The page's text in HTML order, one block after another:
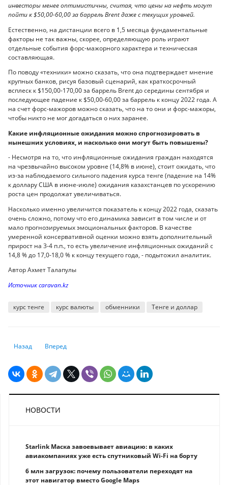
инвесторы менее оптимистичны, считая, что цены на нефть могут
пойти к $50,00-60,00 за баррель Brent даже с текущих уровней.
Естественно, на дистанции всего в 1,5 месяца фундаментальные
факторы не так важны, скорее, определяющую роль играют
отдельные события форс-мажорного характера и техническая
составляющая.
По поводу «техники» можно сказать, что она подтверждает мнение
крупных банков, рисуя базовый сценарий, как краткосрочный
всплеск к $150,00-170,00 за баррель Brent до середины сентября и
последующее падение к $50,00-60,00 за баррель к концу 2022 года. А
на счет форс-мажоров можно сказать, что на то они и форс-мажоры,
чтобы никто не мог догадаться о них заранее.
Какие инфляционные ожидания можно спрогнозировать в
нынешних условиях, и насколько они могут быть повышены?
- Несмотря на то, что инфляционные ожидания граждан находятся
на чрезвычайно высоком уровне (14,8% в июне), стоит ожидать, что
из-за наблюдаемого сильного падения курса тенге (падение на 14%
к доллару США в июне-июле) ожидания казахстанцев по ускорению
роста цен продолжат увеличиваться.
Насколько именно увеличится показатель к концу 2022 года, сказать
очень сложно, потому что его динамика зависит в том числе и от
мало прогнозируемых эмоциональных факторов. В качестве
умеренной консервативной оценки можно взять дополнительный
прирост на 3-4 п.п., то есть увеличение инфляционных ожиданий с
14,8 % до 17,0-18,0 % к концу текущего года, - подытожил аналитик.
Автор Ахмет Талапулы
Источник caravan.kz
курс тенге курс валюты обменники Тенге и доллар
Предыдущий: Нацфонд не бесконечен — тенге пора девальвировать
Назад Следующий: Битва с инфляцией: руководство для CEO
Вперед
НОВОСТИ
Starlink Маска завоевывает авиацию: в каких
авиакомпаниях уже есть спутниковый Wi-Fi на борту
6 млн загрузок: почему пользователи переходят на
этот навигатор вместо Google Maps